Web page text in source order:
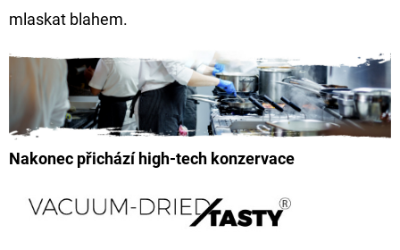
mlaskat blahem.
Nakonec přichází high-tech konzervace